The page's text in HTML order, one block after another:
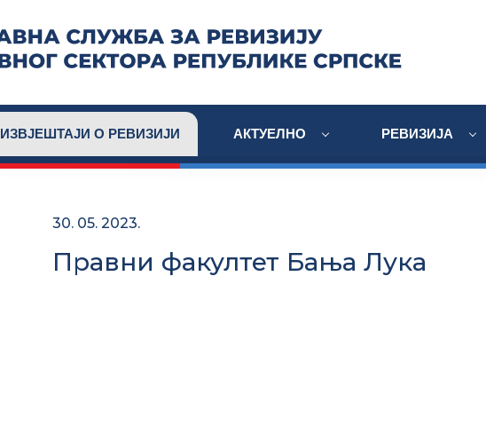
ИЗВЈЕШТАЈИ О РЕВИЗИЈИ АКТУЕЛНО РЕВИЗИЈА
30. 05. 2023.
Правни факултет Бања Лука